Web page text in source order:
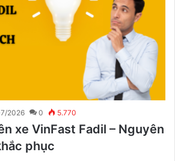
2026 0 5.770
xe VinFast Fadil – Nguyên
phục